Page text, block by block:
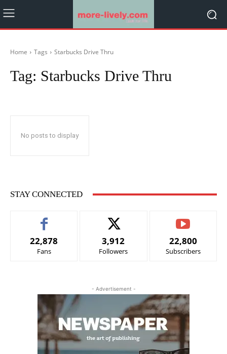
Home Tags Starbucks Drive Thru
Tag: Starbucks Drive Thru
No posts to display
STAY CONNECTED
22,878
Fans
3,912
Followers
22,800
Subscribers
- Advertisement -